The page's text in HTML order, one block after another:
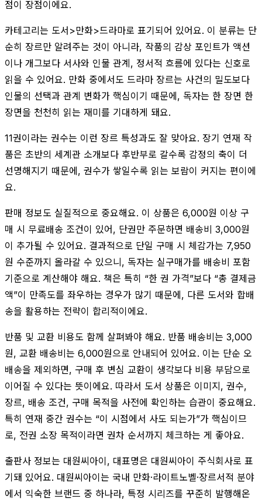
점이 장점이에요.
카테고리는 도서>만화>드라마로 표기되어 있어요. 이 분류는 단
순히 장르만 알려주는 것이 아니라, 작품의 감상 포인트가 액션
이나 개그보다 서사와 인물 관계, 정서적 흐름에 있다는 신호로
읽을 수 있어요. 만화 중에서도 드라마 장르는 사건의 밀도보다
인물의 선택과 관계 변화가 핵심이기 때문에, 독자는 한 장면 한
장면을 천천히 읽는 재미를 기대하게 돼요.
11권이라는 권수는 이런 장르 특성과도 잘 맞아요. 장기 연재 작
품은 초반의 세계관 소개보다 후반부로 갈수록 감정의 축이 더
선명해지기 때문에, 권수가 쌓일수록 읽는 보람이 커지는 편이에
요.
판매 정보도 실질적으로 중요해요. 이 상품은 6,000원 이상 구
매 시 무료배송 조건이 있어, 단권만 주문하면 배송비 3,000원
이 추가될 수 있어요. 결과적으로 단일 구매 시 체감가는 7,950
원 수준까지 올라갈 수 있으니, 독자는 실구매가를 배송비 포함
기준으로 계산해야 해요. 책은 특히 “한 권 가격”보다 “총 결제금
액”이 만족도를 좌우하는 경우가 많기 때문에, 다른 도서와 합배
송을 활용하는 전략이 합리적이에요.
반품 및 교환 비용도 함께 살펴봐야 해요. 반품 배송비는 3,000
원, 교환 배송비는 6,000원으로 안내되어 있어요. 이는 단순 오
배송을 제외하면, 구매 후 변심 교환이 생각보다 비용 부담으로
이어질 수 있다는 뜻이에요. 따라서 도서 상품은 이미지, 권수,
장르, 배송 조건, 구매 목적을 사전에 확인하는 습관이 중요해요.
특히 연재 중간 권수는 “이 시점에서 사도 되는가”가 핵심이므
로, 전권 소장 목적이라면 권차 순서까지 체크하는 게 좋아요.
출판사 정보는 대원씨아이, 대표명은 대원씨아이 주식회사로 표
기돼 있어요. 대원씨아이는 국내 만화·라이트노벨·장르서적 분야
에서 익숙한 브랜드 중 하나라, 특정 시리즈를 꾸준히 발행해온